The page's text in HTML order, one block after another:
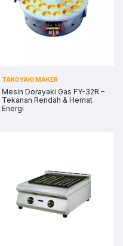
TAKOYAKI MAKER
Mesin Dorayaki Gas FY-32R –
Tekanan Rendah & Hemat
Energi
Chat WA
Chat WA